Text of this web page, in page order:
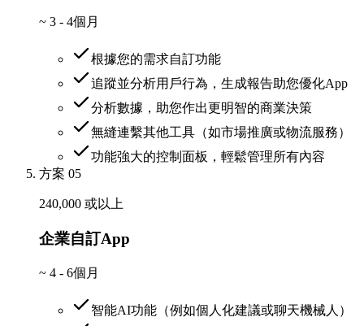
~ 3 - 4個月
根據您的需求自訂功能
追蹤並分析用戶行為，生成報告助您優化App
分析數據，助您作出更明智的商業決策
無縫連繫其他工具（如市場推廣或物流服務）
功能強大的控制面板，輕鬆管理所有內容
方案 05
240,000 或以上
企業自訂App
~ 4 - 6個月
智能AI功能（例如個人化建議或聊天機械人）